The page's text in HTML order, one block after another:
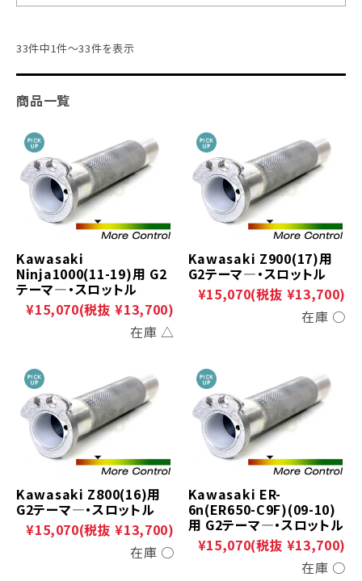
33件中1件～33件を表示
商品一覧
Kawasaki
Ninja1000(11-19)用 G2
テーマ―・スロットル
¥15,070(税抜 ¥13,700)
在庫 △
Kawasaki Z900(17)用
G2テーマ―・スロットル
¥15,070(税抜 ¥13,700)
在庫 ○
Kawasaki Z800(16)用
G2テーマ―・スロットル
¥15,070(税抜 ¥13,700)
在庫 ○
Kawasaki ER-
6n(ER650-C9F)(09-10)
用 G2テーマ―・スロットル
¥15,070(税抜 ¥13,700)
在庫 ○